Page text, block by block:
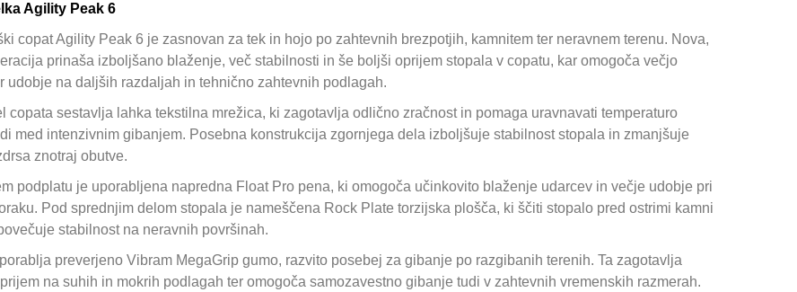
Agility Peak 6
copat Agility Peak 6 je zasnovan za tek in hojo po zahtevnih brezpotjih, kamnitem ter neravnem terenu. Nova,
prinaša izboljšano blaženje, več stabilnosti in še boljši oprijem stopala v copatu, kar omogoča večjo
udobje na daljših razdaljah in tehnično zahtevnih podlagah.
copata sestavlja lahka tekstilna mrežica, ki zagotavlja odlično zračnost in pomaga uravnavati temperaturo
med intenzivnim gibanjem. Posebna konstrukcija zgornjega dela izboljšuje stabilnost stopala in zmanjšuje
znotraj obutve.
podplatu je uporabljena napredna Float Pro pena, ki omogoča učinkovito blaženje udarcev in večje udobje pri
Pod sprednjim delom stopala je nameščena Rock Plate torzijska plošča, ki ščiti stopalo pred ostrimi kamni
stabilnost na neravnih površinah.
preverjeno Vibram MegaGrip gumo, razvito posebej za gibanje po razgibanih terenih. Ta zagotavlja
na suhih in mokrih podlagah ter omogoča samozavestno gibanje tudi v zahtevnih vremenskih razmerah.